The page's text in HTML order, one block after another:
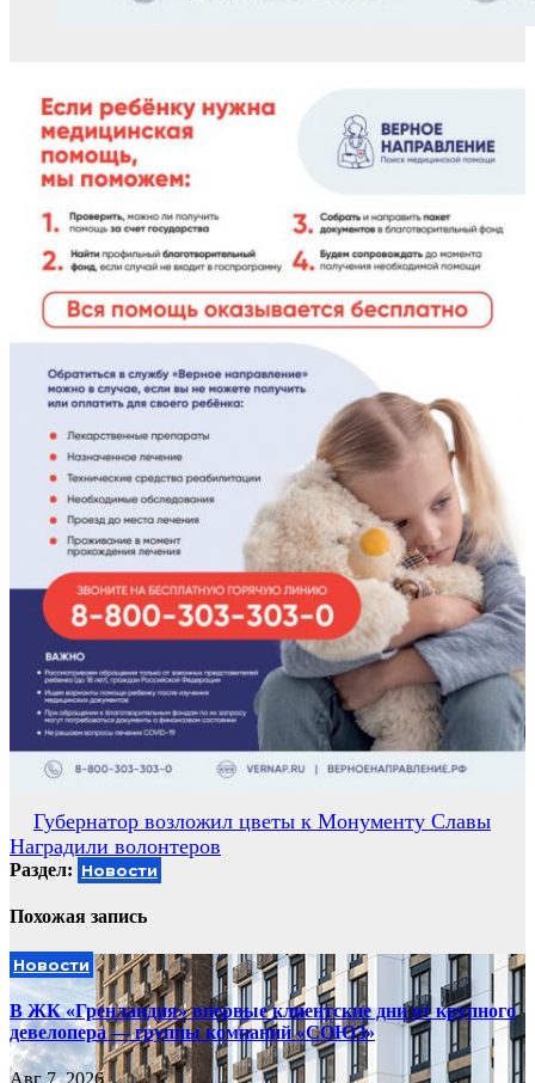
Навигация
по
записям
Губернатор возложил цветы к Монументу Славы
Наградили волонтеров
Раздел: Новости
Похожая запись
Новости
В ЖК «Гренландия» впервые клиентские дни от крупного
девелопера — группы компаний «СОЮЗ»